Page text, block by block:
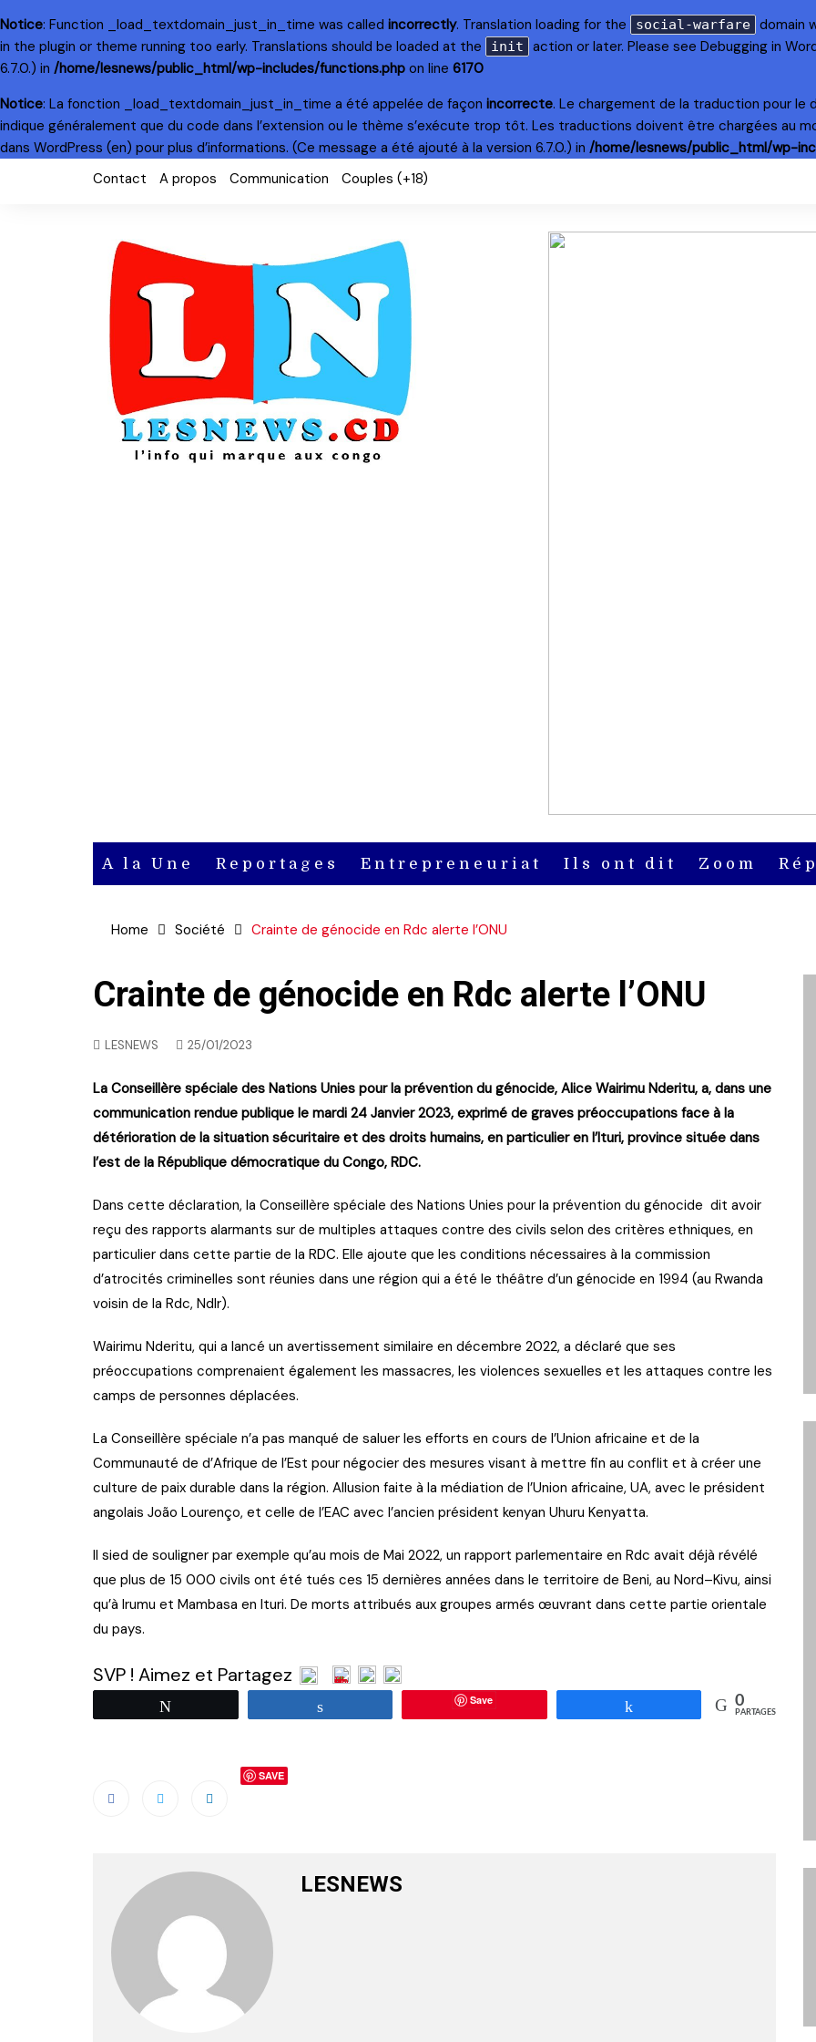
Notice: Function _load_textdomain_just_in_time was called incorrectly. Translation loading for the social-warfare domain
in the plugin or theme running too early. Translations should be loaded at the
init action or later. Please see Debugging in
6.7.0.) in /home/lesnews/public_html/wp-includes/functions.php on line 6170
Notice: La fonction _load_textdomain_just_in_time a été appelée de façon incorrecte. Le chargement de la traduction pour le
indique généralement que du code dans l’extension ou le thème s’exécute trop tôt. Les traductions doivent être chargées au
dans WordPress (en) pour plus d’informations. (Ce message a été ajouté à la version 6.7.0.) in /home/lesnews/public_html/wp-
Contact A propos Communication Couples (+18)
A la Une
vidéo
audio
Reportages Entrepreneuriat Ils ont dit Zoom
Home Société Crainte de génocide en Rdc alerte l’ONU
Crainte de génocide en Rdc alerte l’ONU
LESNEWS 25/01/2023
La Conseillère spéciale des Nations Unies pour la prévention du génocide, Alice Wairimu Nderitu, a, dans une
communication rendue publique le mardi 24 Janvier 2023, exprimé de graves préoccupations face à la
détérioration de la situation sécuritaire et des droits humains, en particulier en l’Ituri, province située dans
l’est de la République démocratique du Congo, RDC.
Dans cette déclaration, la Conseillère spéciale des Nations Unies pour la prévention du génocide dit avoir
reçu des rapports alarmants sur de multiples attaques contre des civils selon des critères ethniques, en
particulier dans cette partie de la RDC. Elle ajoute que les conditions nécessaires à la commission
d’atrocités criminelles sont réunies dans une région qui a été le théâtre d’un génocide en 1994 (au Rwanda
voisin de la Rdc, Ndlr).
Wairimu Nderitu, qui a lancé un avertissement similaire en décembre 2022, a déclaré que ses
préoccupations comprenaient également les massacres, les violences sexuelles et les attaques contre les
camps de personnes déplacées.
La Conseillère spéciale n’a pas manqué de saluer les efforts en cours de l’Union africaine et de la
Communauté de d’Afrique de l’Est pour négocier des mesures visant à mettre fin au conflit et à créer une
culture de paix durable dans la région. Allusion faite à la médiation de l’Union africaine, UA, avec le président
angolais João Lourenço, et celle de l’EAC avec l’ancien président kenyan Uhuru Kenyatta.
Il sied de souligner par exemple qu’au mois de Mai 2022, un rapport parlementaire en Rdc avait déjà révélé
que plus de 15 000 civils ont été tués ces 15 dernières années dans le territoire de Beni, au Nord–Kivu, ainsi
qu’à Irumu et Mambasa en Ituri. De morts attribués aux groupes armés œuvrant dans cette partie orientale
du pays.
SVP ! Aimez et Partagez
Save 0
PARTAGES
SAVE
LESNEWS